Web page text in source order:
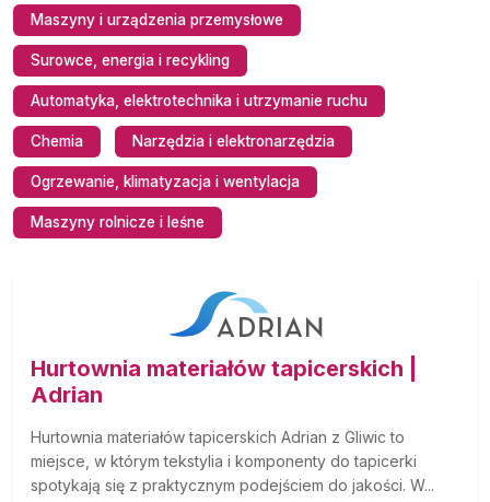
Maszyny i urządzenia przemysłowe
Surowce, energia i recykling
Automatyka, elektrotechnika i utrzymanie ruchu
Chemia Narzędzia i elektronarzędzia
Ogrzewanie, klimatyzacja i wentylacja
Maszyny rolnicze i leśne
Hurtownia materiałów tapicerskich |
Adrian
Hurtownia materiałów tapicerskich Adrian z Gliwic to
miejsce, w którym tekstylia i komponenty do tapicerki
spotykają się z praktycznym podejściem do jakości. W...